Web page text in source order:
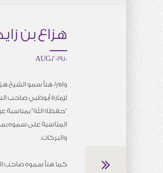
هزاع بن
10.AUG.2019
وام/ هنأ سمو الشيخ
لإمارة أبوظبي صاحب
“حفظه الله” بمناسبة
المناسبة على سموه
والبركات.
كما هنأ سموه صاحب